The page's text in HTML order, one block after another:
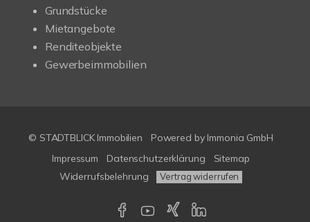
Grundstücke
Mietangebote
Renditeobjekte
Gewerbeimmobilien
© STADTBLICK Immobilien Powered by Immonia GmbH
Impressum
Datenschutzerklärung
Sitemap
Widerrufsbelehrung
Vertrag widerrufen